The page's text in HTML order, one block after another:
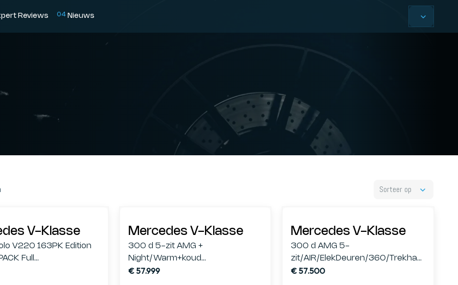
Reviews 04 Nieuws
Sorteer op
V-Klasse
V220 163PK Edition
Full
Euro6d
Mercedes V-Klasse
300 d 5-zit AMG +
Night/Warm+koud
Leder/360/AdCruise/T
€ 57.999
Mercedes V-Klasse
300 d AMG 5-
zit/AIR/ElekDeuren/360/Trekhaa
k/Burmester/
€ 57.500